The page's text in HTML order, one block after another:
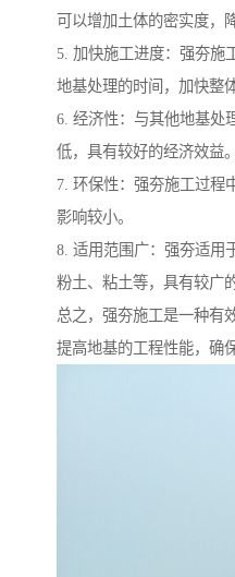
可以增加土体的密实度，
5. 加快施工进度：强夯施
地基处理的时间，加快整
6. 经济性：与其他地基处
低，具有较好的经济效益。
7. 环保性：强夯施工过程
影响较小。
8. 适用范围广：强夯适用
粉土、粘土等，具有较广
总之，强夯施工是一种有
提高地基的工程性能，确